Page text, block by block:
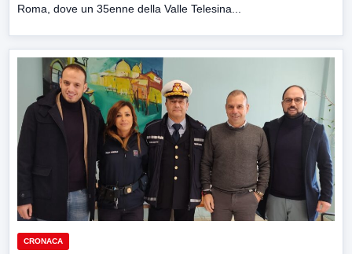
Roma, dove un 35enne della Valle Telesina...
CRONACA